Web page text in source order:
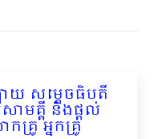
ាយ សម្ដេចធិបតី
មគ្គី និងផ្តល់
រូ អ្នកគ្រូ